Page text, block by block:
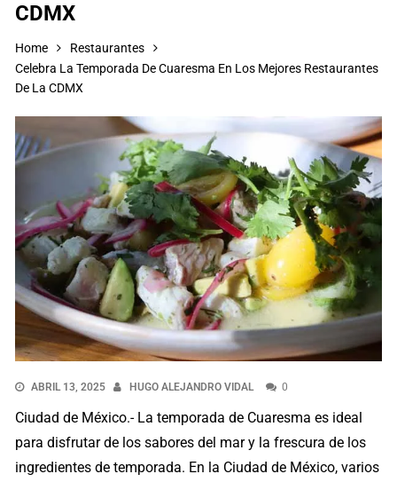
CDMX
Home
Restaurantes
Celebra La Temporada De Cuaresma En Los Mejores Restaurantes
De La CDMX
ABRIL 13, 2025 HUGO ALEJANDRO VIDAL 0
Ciudad de México.- La temporada de Cuaresma es ideal
para disfrutar de los sabores del mar y la frescura de los
ingredientes de temporada. En la Ciudad de México, varios